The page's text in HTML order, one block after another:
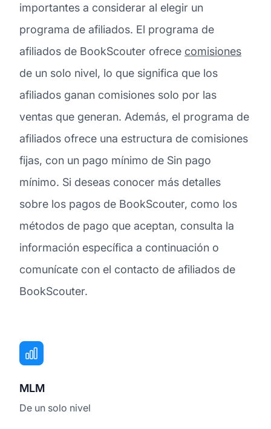
importantes a considerar al elegir un
programa de afiliados. El programa de
afiliados de BookScouter ofrece comisiones
de un solo nivel, lo que significa que los
afiliados ganan comisiones solo por las
ventas que generan. Además, el programa de
afiliados ofrece una estructura de comisiones
fijas, con un pago mínimo de Sin pago
mínimo. Si deseas conocer más detalles
sobre los pagos de BookScouter, como los
métodos de pago que aceptan, consulta la
información específica a continuación o
comunícate con el contacto de afiliados de
BookScouter.
MLM
De un solo nivel